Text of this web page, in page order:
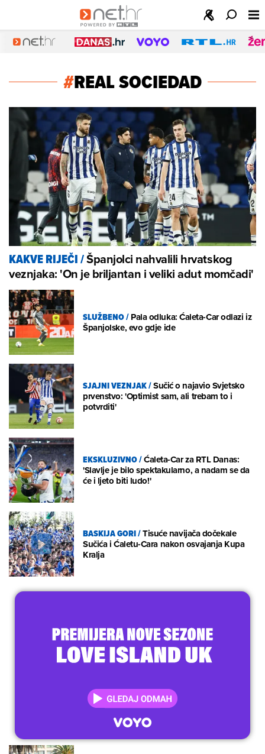
#REAL SOCIEDAD
KAKVE RIJEČI/Španjolci nahvalili hrvatskog
veznjaka: 'On je briljantan i veliki adut momčadi'
SLUŽBENO/Pala odluka: Ćaleta-Car odlazi iz
Španjolske, evo gdje ide
SJAJNI VEZNJAK/Sučić o najavio Svjetsko
prvenstvo: 'Optimist sam, ali trebam to i
potvrditi'
EKSKLUZIVNO/Ćaleta-Car za RTL Danas:
'Slavlje je bilo spektakularno, a nadam se da
će i ljeto biti ludo!'
BASKIJA GORI/Tisuće navijača dočekale
Sučića i Ćaletu-Cara nakon osvajanja Kupa
Kralja